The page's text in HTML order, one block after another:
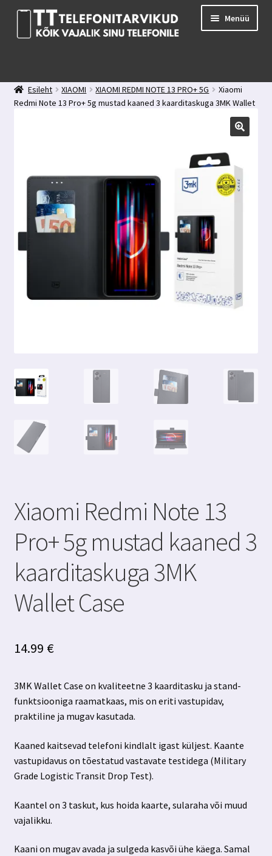
Liigu
navigeerimisele
Liigu
juurde
Menüü
Minu konto
Esileht XIAOMI XIAOMI REDMI NOTE 13 PRO+ 5G
Xiaomi
Redmi Note 13 Pro+ 5g mustad kaaned 3 kaarditaskuga 3MK Wallet
Xiaomi Redmi Note 13
Pro+ 5g mustad kaaned 3
kaarditaskuga 3MK
Wallet Case
14.99 €
3MK Wallet Case on kvaliteetne 3 kaarditasku ja stand-
funktsiooniga raamatkaas, mis on eriti vastupidav,
praktiline ja mugav kasutada.
Kaaned kaitsevad telefoni kindlalt igast küljest. Kaante
vastupidavus on tõestatud vastavate testidega (Military
Grade Logistic Transit Drop Test).
Kaantel on 3 taskut, kus hoida kaarte, sularaha või muud
vajalikku.
Kaani on mugav avada ja sulgeda kasvõi ühe käega. Samal